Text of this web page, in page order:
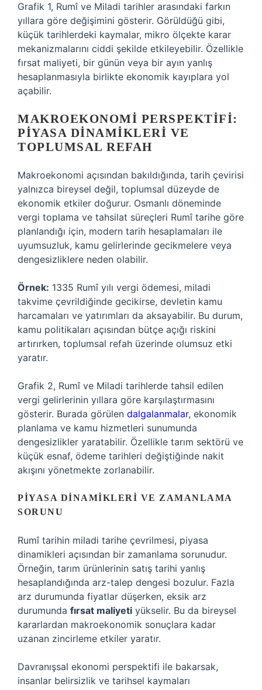
Grafik 1, Rumî ve Miladi tarihler arasındaki farkın
yıllara göre değişimini gösterir. Görüldüğü gibi,
küçük tarihlerdeki kaymalar, mikro ölçekte karar
mekanizmalarını ciddi şekilde etkileyebilir. Özellikle
fırsat maliyeti, bir günün veya bir ayın yanlış
hesaplanmasıyla birlikte ekonomik kayıplara yol
açabilir.
MAKROEKONOMI PERSPEKTIFI:
PIYASA DINAMIKLERI VE
TOPLUMSAL REFAH
Makroekonomi açısından bakıldığında, tarih çevirisi
yalnızca bireysel değil, toplumsal düzeyde de
ekonomik etkiler doğurur. Osmanlı döneminde
vergi toplama ve tahsilat süreçleri Rumî tarihe göre
planlandığı için, modern tarih hesaplamaları ile
uyumsuzluk, kamu gelirlerinde gecikmelere veya
dengesizliklere neden olabilir.
Örnek: 1335 Rumî yılı vergi ödemesi, miladi
takvime çevrildiğinde gecikirse, devletin kamu
harcamaları ve yatırımları da aksayabilir. Bu durum,
kamu politikaları açısından bütçe açığı riskini
artırırken, toplumsal refah üzerinde olumsuz etki
yaratır.
Grafik 2, Rumî ve Miladi tarihlerde tahsil edilen
vergi gelirlerinin yıllara göre karşılaştırmasını
gösterir. Burada görülen dalgalanmalar, ekonomik
planlama ve kamu hizmetleri sunumunda
dengesizlikler yaratabilir. Özellikle tarım sektörü ve
küçük esnaf, ödeme tarihleri değiştiğinde nakit
akışını yönetmekte zorlanabilir.
PIYASA DINAMIKLERI VE ZAMANLAMA
SORUNU
Rumî tarihin miladi tarihe çevrilmesi, piyasa
dinamikleri açısından bir zamanlama sorunudur.
Örneğin, tarım ürünlerinin satış tarihi yanlış
hesaplandığında arz-talep dengesi bozulur. Fazla
arz durumunda fiyatlar düşerken, eksik arz
durumunda fırsat maliyeti yükselir. Bu da bireysel
kararlardan makroekonomik sonuçlara kadar
uzanan zincirleme etkiler yaratır.
Davranışsal ekonomi perspektifi ile bakarsak,
insanlar belirsizlik ve tarihsel kaymaları